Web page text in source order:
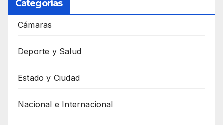
Categorías
Cámaras
Deporte y Salud
Estado y Ciudad
Nacional e Internacional